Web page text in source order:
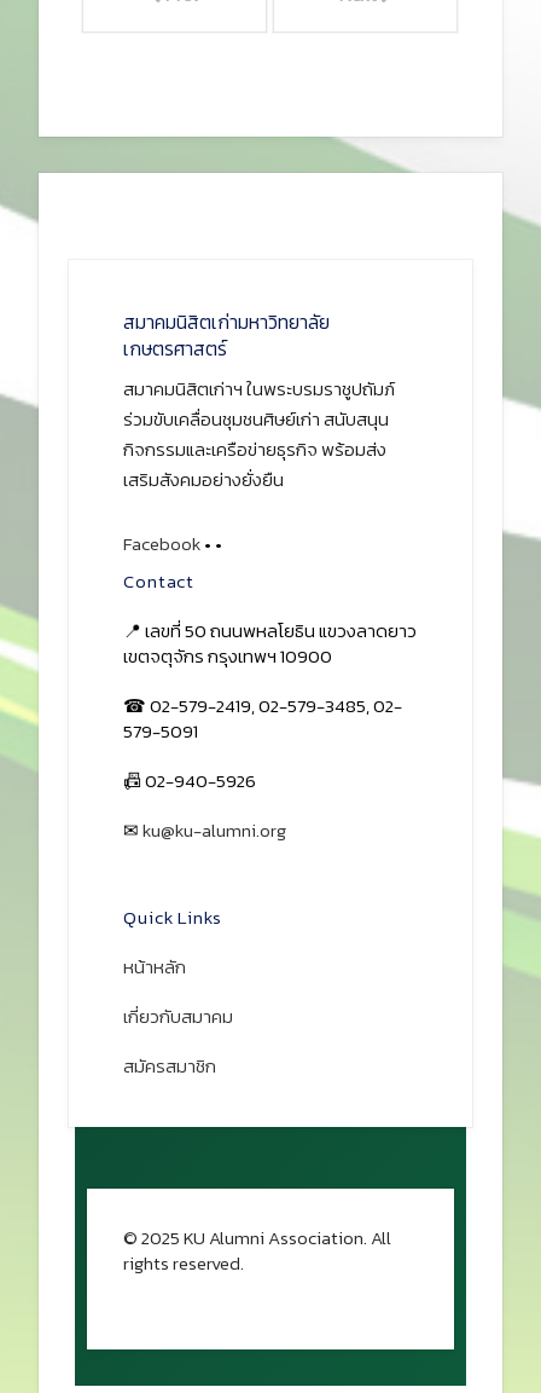
สมาคมนิสิตเก่ามหาวิทยาลัย
เกษตรศาสตร์
สมาคมนิสิตเก่าฯ ในพระบรมราชูปถัมภ์
ร่วมขับเคลื่อนชุมชนศิษย์เก่า สนับสนุน
กิจกรรมและเครือข่ายธุรกิจ พร้อมส่ง
เสริมสังคมอย่างยั่งยืน
Facebook• •
Contact
📍 เลขที่ 50 ถนนพหลโยธิน แขวงลาดยาว
เขตจตุจักร กรุงเทพฯ 10900
☎ 02-579-2419, 02-579-3485, 02-
579-5091
📠 02-940-5926
✉ku@ku-alumni.org
Quick Links
หน้าหลัก
เกี่ยวกับสมาคม
สมัครสมาชิก
© 2025 KU Alumni Association. All
rights reserved.